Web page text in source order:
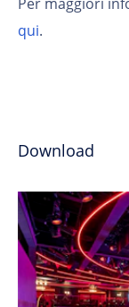
qui.
Download